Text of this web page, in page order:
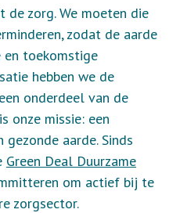
zorg. We moeten die
zodat de aarde
toekomstige
hebben we de
onderdeel van de
onze missie: een
aarde. Sinds
Green Deal Duurzame
om actief bij te
zorgsector.